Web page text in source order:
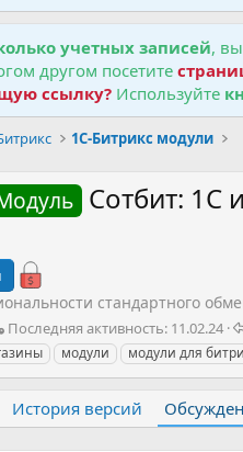
учетных записей,
другом посетите
ссылку?Используйте
1С-Битрикс модули
Сотбит: 1С
стандартного
П
о
с
е
д
Последняя активность: 11.02.24
модули модули для
История версий